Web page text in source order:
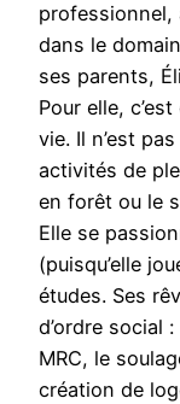
professionnel,
dans le
ses parents,
Pour elle,
vie. Il n’est
activités de
en forêt ou le
Elle se
(puisqu’elle
études. Ses
d’ordre social
MRC, le
création de